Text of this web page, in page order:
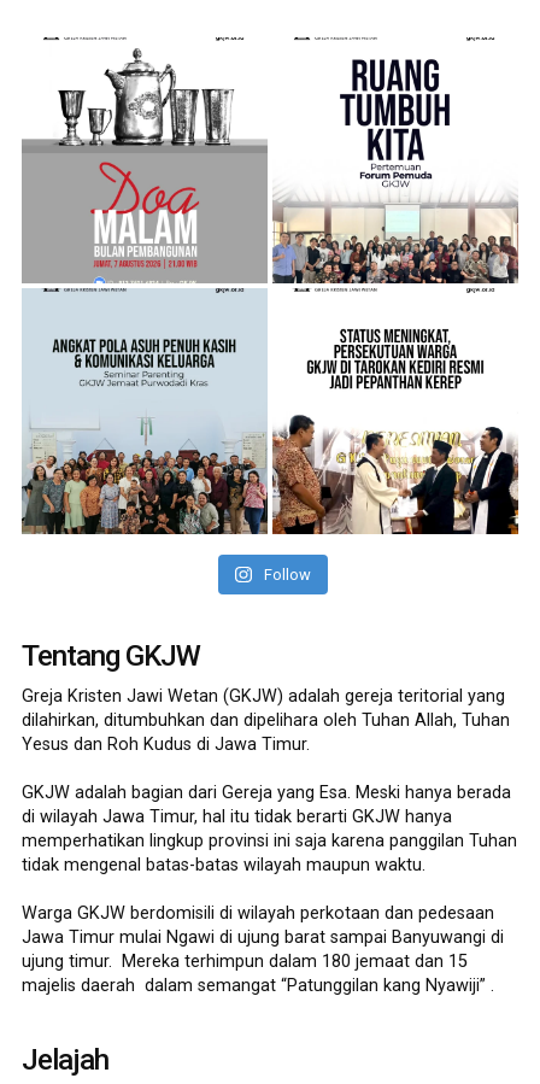
Follow
Tentang GKJW
Greja Kristen Jawi Wetan (GKJW) adalah gereja teritorial yang
dilahirkan, ditumbuhkan dan dipelihara oleh Tuhan Allah, Tuhan
Yesus dan Roh Kudus di Jawa Timur.
GKJW adalah bagian dari Gereja yang Esa. Meski hanya berada
di wilayah Jawa Timur, hal itu tidak berarti GKJW hanya
memperhatikan lingkup provinsi ini saja karena panggilan Tuhan
tidak mengenal batas-batas wilayah maupun waktu.
Warga GKJW berdomisili di wilayah perkotaan dan pedesaan
Jawa Timur mulai Ngawi di ujung barat sampai Banyuwangi di
ujung timur. Mereka terhimpun dalam 180 jemaat dan 15
majelis daerah dalam semangat “Patunggilan kang Nyawiji” .
Jelajah